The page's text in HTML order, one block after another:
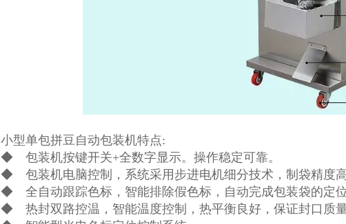
小型单包拼豆自动包装机特点:
◆ 包装机按键开关+全数字显示。操作稳定可靠。
◆ 包装机电脑控制，系统采用步进电机细分技术，制袋精度高
◆ 全自动跟踪色标，智能排除假色标，自动完成包装袋的定位
◆ 热封双路控温，智能温度控制，热平衡良好，保证封口质量